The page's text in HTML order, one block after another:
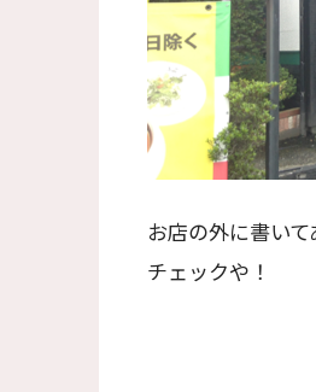
お店の外に書いて
チェックや！